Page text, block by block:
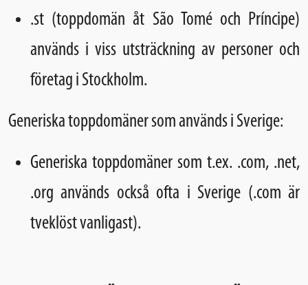
.st (toppdomän åt São Tomé och Príncipe)
används i viss utsträckning av personer och
företag i Stockholm.
Generiska toppdomäner som används i Sverige:
Generiska toppdomäner som t.ex. .com, .net,
.org används också ofta i Sverige (.com är
tveklöst vanligast).